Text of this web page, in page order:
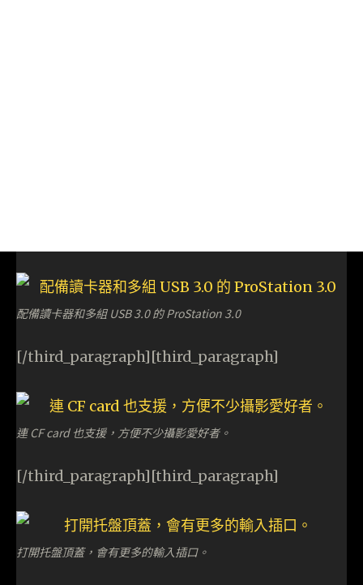
配備讀卡器和多組 USB 3.0 的 ProStation 3.0
[/third_paragraph][third_paragraph]
連 CF card 也支援，方便不少攝影愛好者。
[/third_paragraph][third_paragraph]
打開托盤頂蓋，會有更多的輸入插口。